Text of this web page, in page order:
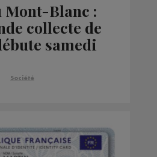
Mont-Blanc :
collecte de
samedi
Société